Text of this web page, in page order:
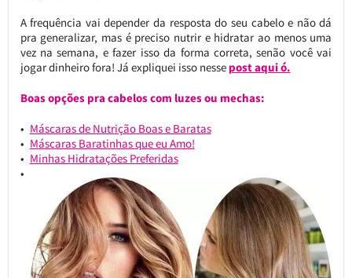
A frequência vai depender da resposta do seu cabelo e não dá
pra generalizar, mas é preciso nutrir e hidratar ao menos uma
vez na semana, e fazer isso da forma correta, senão você vai
jogar dinheiro fora! Já expliquei isso nesse post aqui ó.
Boas opções pra cabelos com luzes ou mechas:
Máscaras de Nutrição Boas e Baratas
Máscaras Baratinhas que eu Amo!
Minhas Hidratações Preferidas